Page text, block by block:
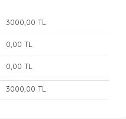
3000 ,00 TL
0 ,00 TL
0 ,00 TL
3000 ,00 TL